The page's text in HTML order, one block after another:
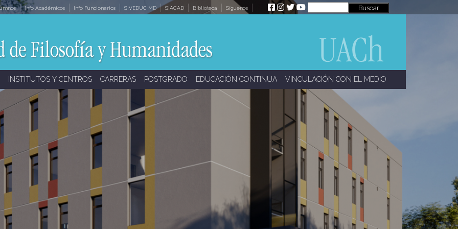
Info Académicos Info Funcionarios SIVEDUC MD SIACAD Biblioteca Síguenos
INSTITUTOS Y CENTROS CARRERAS POSTGRADO EDUCACIÓN CONTINUA VINCULACIÓN CON EL MEDIO